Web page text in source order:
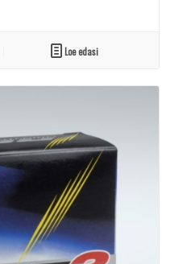
Loe edasi